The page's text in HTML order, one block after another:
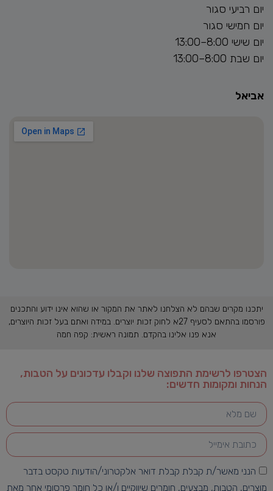
יום רביעי סגור
יום חמישי סגור
יום שישי 8:00–13:00
יום שבת 8:00–13:00
אביאל
יתכנו מקרים שבהם לא הצלחנו לאתר את המקור או שהוא אינו ידוע והתכנים
פורסמו בהתאם לסעיף 27א לחוק זכות יוצרים. במידה ואתם בעל זכות היוצרים,
אנא פנו אלינו בהקדם. תמונה ראשית: קפה חמה
הצטרפו לרשימת התפוצה שלנו וקבלו עדכונים על הטבות,
הנחות ומקומות חדשים:
הנני מאשר/ת קבלת קבלת דואר אלקטרוני/הודעות טקסט בדבר
מוצרים, הטבות, מבצעים, חומרים שיווקיים ו/או כל חומר פרסומי אחר מאת